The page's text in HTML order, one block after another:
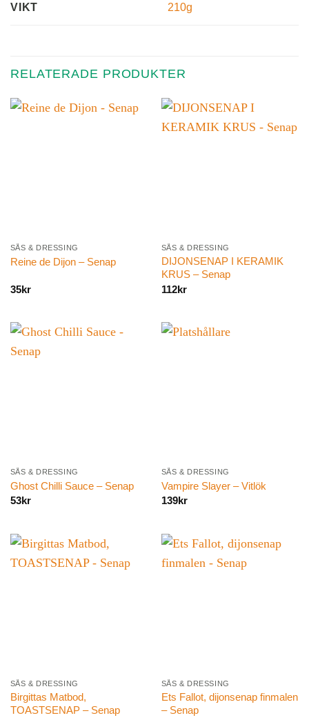
VIKT 210g
RELATERADE PRODUKTER
SÅS & DRESSING
Reine de Dijon – Senap
35kr
SÅS & DRESSING
DIJONSENAP I KERAMIK
KRUS – Senap
112kr
SÅS & DRESSING
Ghost Chilli Sauce – Senap
53kr
SÅS & DRESSING
Vampire Slayer – Vitlök
139kr
SÅS & DRESSING
Birgittas Matbod,
TOASTSENAP – Senap
SÅS & DRESSING
Ets Fallot, dijonsenap finmalen
– Senap